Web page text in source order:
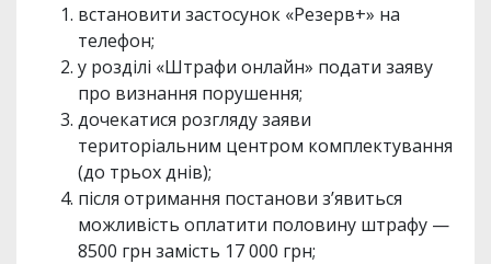
встановити застосунок «Резерв+» на
телефон;
у розділі «Штрафи онлайн» подати заяву
про визнання порушення;
дочекатися розгляду заяви
територіальним центром комплектування
(до трьох днів);
після отримання постанови з’явиться
можливість оплатити половину штрафу —
8500 грн замість 17 000 грн;